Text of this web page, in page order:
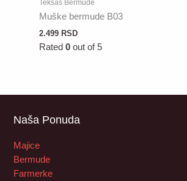
Teksas Bermude
Muške bermude B03
2.499 RSD
Rated 0out of 5
Naša Ponuda
Majice
Bermude
Farmerke